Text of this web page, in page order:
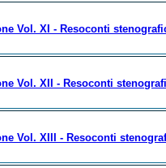
Vol. XI - Resoconti
Vol. XII - Resoconti
Vol. XIII - Resoconti